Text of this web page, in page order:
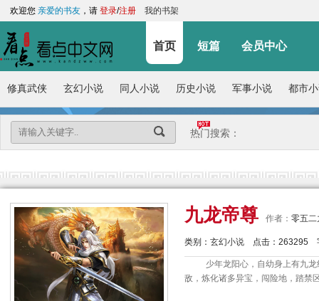
欢迎您 亲爱的书友 ，请 登录/注册 我的书架
首页 短篇 会员中心
修真武侠 玄幻小说 同人小说 历史小说 军事小说 都市
热门搜索：
九龙帝尊 作者： 零五二
类别： 玄幻小说 点击： 263295
少年龙阳心，自幼身上有九
敌，炼化诸多异宝，闯险地，踏禁